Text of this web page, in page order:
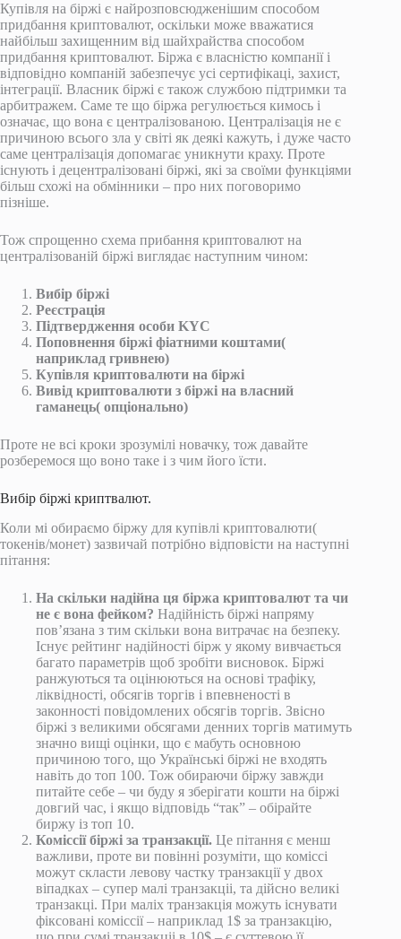
Купівля на біржі є найрозповсюдженішим способом
придбання криптовалют, оскільки може вважатися
найбільш захищенним від шайхрайства способом
придбання криптовалют. Біржа є власністю компанії і
відповідно компаній забезпечує усі сертифікаці, захист,
інтеграції. Власник біржі є також службою підтримки та
арбитражем. Саме те що біржа регулюється кимось і
означає, що вона є централізованою. Централізація не є
причиною всього зла у світі як деякі кажуть, і дуже часто
саме централізація допомагає уникнути краху. Проте
існують і децентралізовані біржі, які за своїми функціями
більш схожі на обмінники – про них поговоримо
пізніше.
Тож спрощенно схема прибання криптовалют на
централізованій біржі виглядає наступним чином:
Вибір біржі
Реєстрація
Підтвердження особи KYC
Поповнення біржі фіатними коштами(
наприклад гривнею)
Купівля криптовалюти на біржі
Вивід криптовалюти з біржі на власний
гаманець( опціонально)
Проте не всі кроки зрозумілі новачку, тож давайте
розберемося що воно таке і з чим його їсти.
Вибір біржі криптвалют.
Коли мі обираємо біржу для купівлі криптовалюти(
токенів/монет) зазвичай потрібно відповісти на наступні
пітання:
На скільки надійна ця біржа криптовалют та чи
не є вона фейком? Надійність біржі напряму
пов’язана з тим скільки вона витрачає на безпеку.
Існує рейтинг надійності бірж у якому вивчається
багато параметрів щоб зробіти висновок. Біржі
ранжуються та оцінюються на основі трафіку,
ліквідності, обсягів торгів і впевненості в
законності повідомлених обсягів торгів. Звісно
біржі з великими обсягами денних торгів матимуть
значно вищі оцінки, що є мабуть основною
причиною того, що Українські біржі не входять
навіть до топ 100. Тож обираючи біржу завжди
питайте себе – чи буду я зберігати кошти на біржі
довгий час, і якщо відповідь “так” – обірайте
биржу із топ 10.
Коміссії біржі за транзакції. Це пітання є менш
важливи, проте ви повінні розуміти, що коміссі
можут скласти левову частку транзакції у двох
віпадках – супер малі транзакціі, та дійсно великі
транзакці. При маліх транзакція можуть існувати
фіксовані коміссії – наприклад 1$ за транзакцію,